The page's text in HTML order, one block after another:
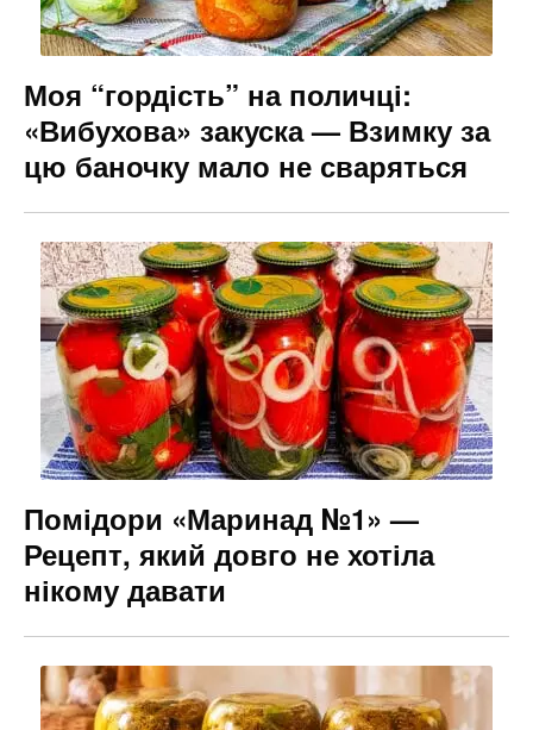
Моя “гордість” на поличці:
«Вибухова» закуска — Взимку за
цю баночку мало не сваряться
Помідори «Маринад №1» —
Рецепт, який довго не хотіла
нікому давати